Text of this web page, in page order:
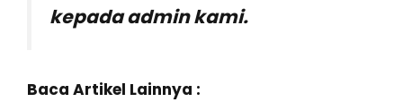
kepada admin kami.
Baca Artikel Lainnya :